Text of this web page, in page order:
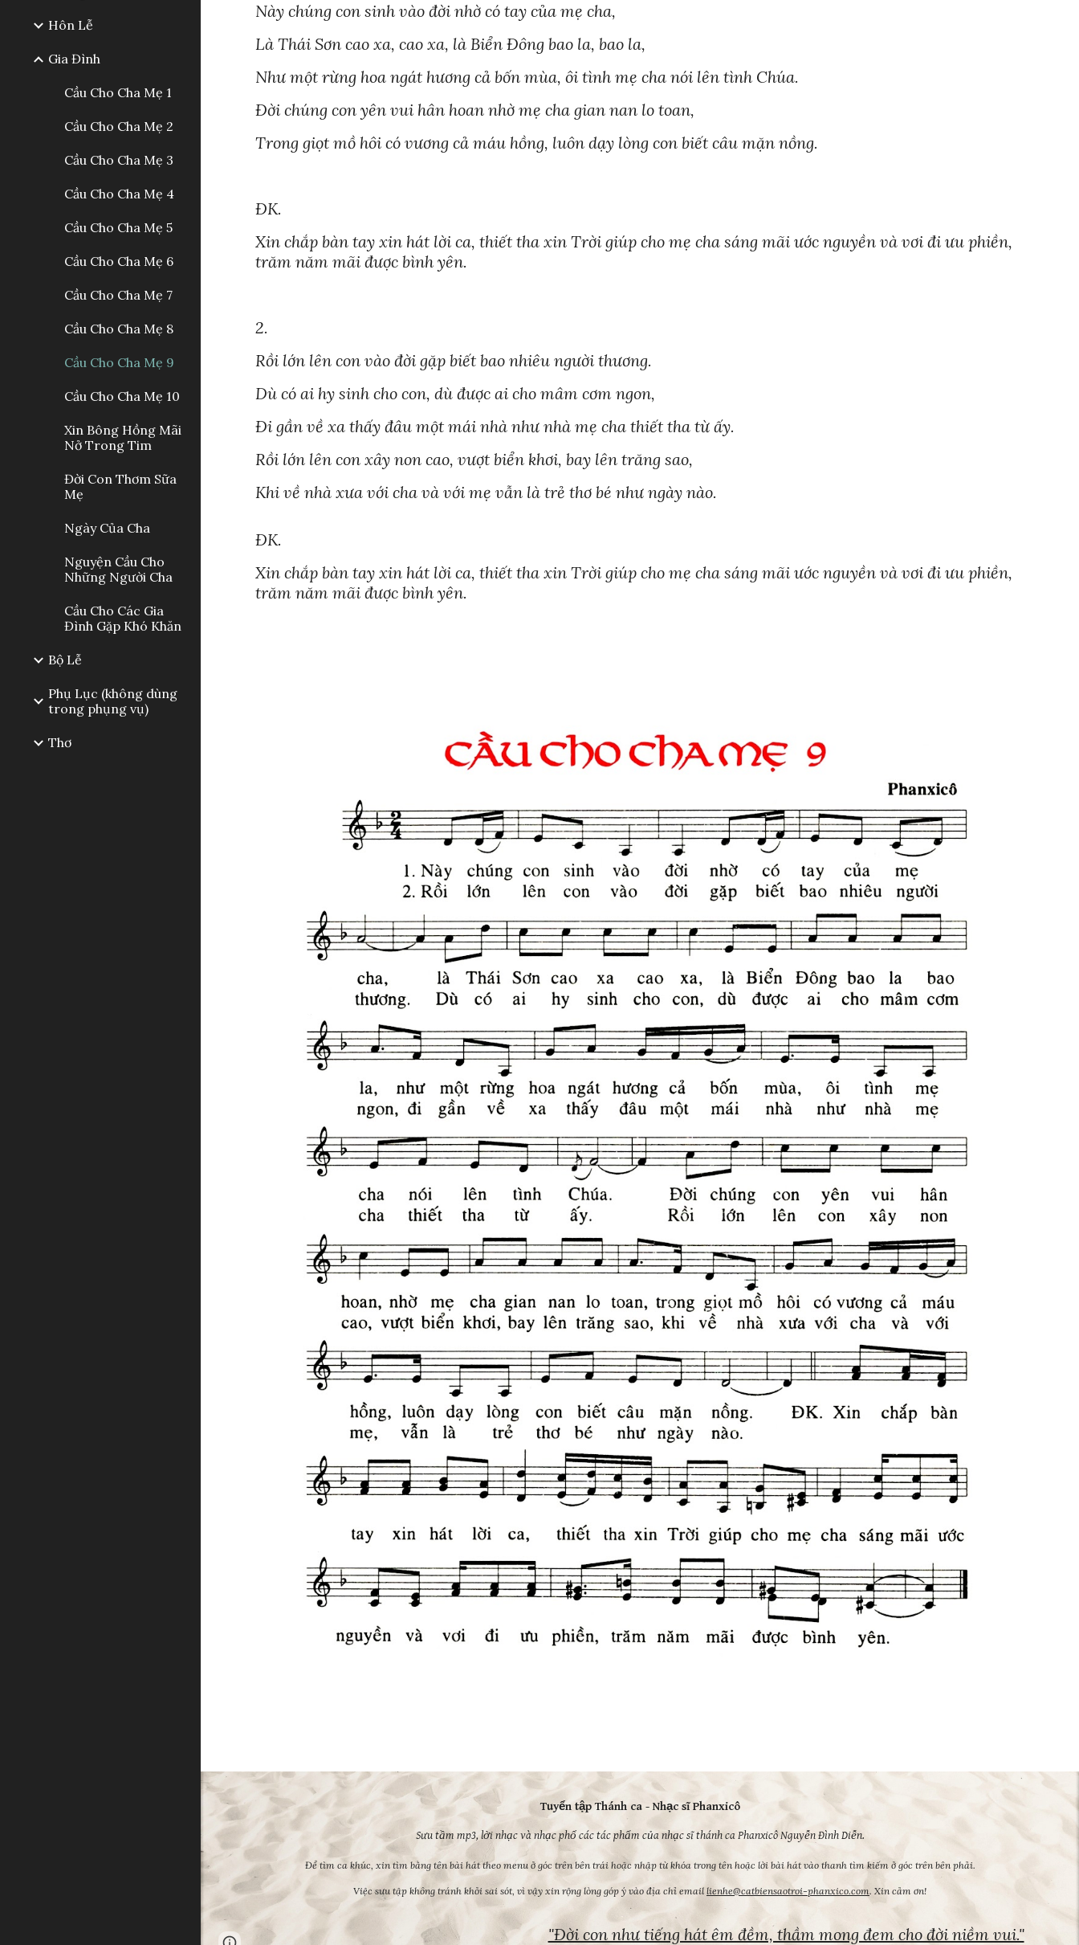
Hôn Lễ
Gia Đình
Cầu Cho Cha Mẹ 1
Cầu Cho Cha Mẹ 2
Cầu Cho Cha Mẹ 3
Cầu Cho Cha Mẹ 4
Cầu Cho Cha Mẹ 5
Cầu Cho Cha Mẹ 6
Cầu Cho Cha Mẹ 7
Cầu Cho Cha Mẹ 8
Cầu Cho Cha Mẹ 9
Cầu Cho Cha Mẹ 10
Xin Bông Hồng Mãi
Nở Trong Tim
Đời Con Thơm Sữa
Mẹ
Ngày Của Cha
Nguyện Cầu Cho
Những Người Cha
Cầu Cho Các Gia
Đình Gặp Khó Khăn
Bộ Lễ
Phụ Lục (không dùng
trong phụng vụ)
Thơ
Này chúng con sinh vào đời nhờ có tay của mẹ cha,
Là Thái Sơn cao xa, cao xa, là Biển Đông bao la, bao la,
Như một rừng hoa ngát hương cả bốn mùa, ôi tình mẹ cha nói lên tình Chúa.
Đời chúng con yên vui hân hoan nhờ mẹ cha gian nan lo toan,
Trong giọt mồ hôi có vương cả máu hồng, luôn dạy lòng con biết câu mặn nồng.
ĐK.
Xin chắp bàn tay xin hát lời ca, thiết tha xin Trời giúp cho mẹ cha sáng mãi ước nguyền và vơi đi ưu phiền,
trăm năm mãi được bình yên.
2.
Rồi lớn lên con vào đời gặp biết bao nhiêu người thương.
Dù có ai hy sinh cho con, dù được ai cho mâm cơm ngon,
Đi gần về xa thấy đâu một mái nhà như nhà mẹ cha thiết tha từ ấy.
Rồi lớn lên con xây non cao, vượt biển khơi, bay lên trăng sao,
Khi về nhà xưa với cha và với mẹ vẫn là trẻ thơ bé như ngày nào.
ĐK.
Xin chắp bàn tay xin hát lời ca, thiết tha xin Trời giúp cho mẹ cha sáng mãi ước nguyền và vơi đi ưu phiền,
trăm năm mãi được bình yên.
Tuyển tập Thánh ca - Nhạc sĩ Phanxicô
Sưu tầm mp3, lời nhạc và nhạc phổ các tác phẩm của nhạc sĩ thánh ca Phanxicô Nguyễn Đình Diễn.
Để tìm ca khúc, xin tìm bằng tên bài hát theo menu ở góc trên bên trái hoặc nhập từ khóa trong tên hoặc lời bài hát vào thanh tìm kiếm ở góc trên bên phải.
Việc sưu tập không tránh khỏi sai sót, vì vậy xin rộng lòng góp ý vào địa chỉ emaillienhe@catbiensaotroi-phanxico.com. Xin cảm ơn!
"Đời con như tiếng hát êm đềm, thầm mong đem cho đời niềm vui."
Google Sites